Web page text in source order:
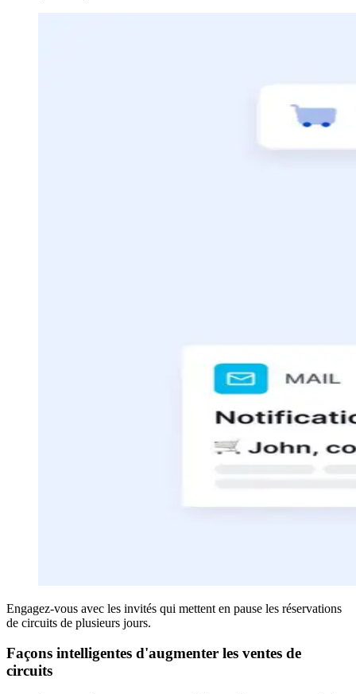
Engagez-vous avec les invités qui mettent en pause les réservations
de circuits de plusieurs jours.
Façons intelligentes d'augmenter les ventes de
circuits